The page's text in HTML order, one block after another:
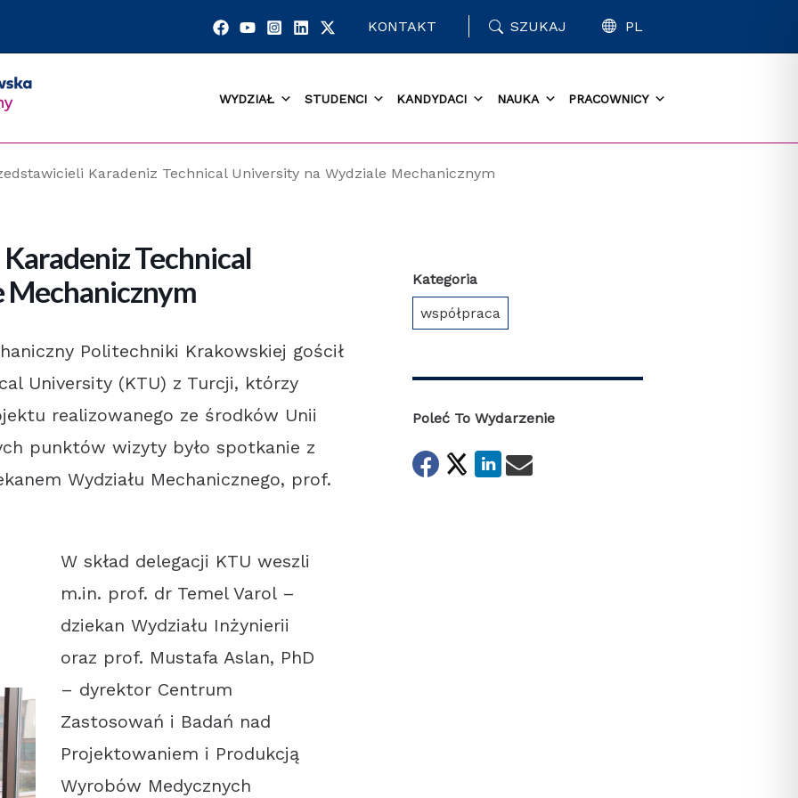
KONTAKT SZUKAJ PL
WYDZIAŁ STUDENCI KANDYDACI NAUKA PRACOWNICY
Karadeniz Technical University na Wydziale Mechanicznym
Technical
Politechniki Krakowskiej gościł
University (KTU) z Turcji, którzy
realizowanego ze środków Unii
punktów wizyty było spotkanie z
Wydziału Mechanicznego, prof.
W skład delegacji KTU weszli
m.in. prof. dr Temel Varol –
dziekan Wydziału Inżynierii
oraz prof. Mustafa Aslan, PhD
– dyrektor Centrum
Zastosowań i Badań nad
Projektowaniem i Produkcją
Wyrobów Medycznych
Kategoria
współpraca
Poleć To Wydarzenie